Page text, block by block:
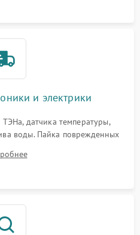
и электрики
датчика температуры,
воды. Пайка поврежденных
проводки и контактов.